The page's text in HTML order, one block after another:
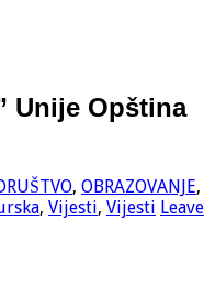
Unije Opština
, OBRAZOVANJE,
, Vijesti, Vijesti Leave